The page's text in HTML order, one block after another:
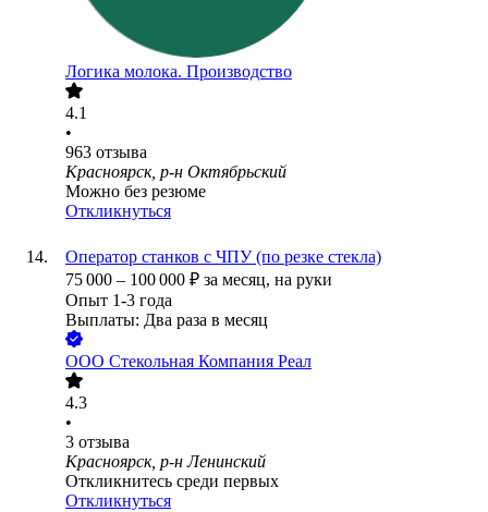
Логика молока. Производство
4.1
•
963 отзыва
Красноярск, р-н Октябрьский
Можно без резюме
Откликнуться
Оператор станков с ЧПУ (по резке стекла)
75 000 – 100 000 ₽ за месяц, на руки
Опыт 1-3 года
Выплаты: Два раза в месяц
ООО Стекольная Компания Реал
4.3
•
3 отзыва
Красноярск, р-н Ленинский
Откликнитесь среди первых
Откликнуться